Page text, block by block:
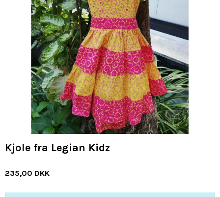
Kjole fra Legian Kidz
235,00 DKK